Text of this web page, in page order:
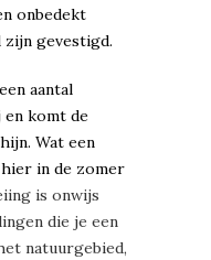
onbedekt
gevestigd.
aantal
komt de
Wat een
in de zomer
is onwijs
die je een
natuurgebied,